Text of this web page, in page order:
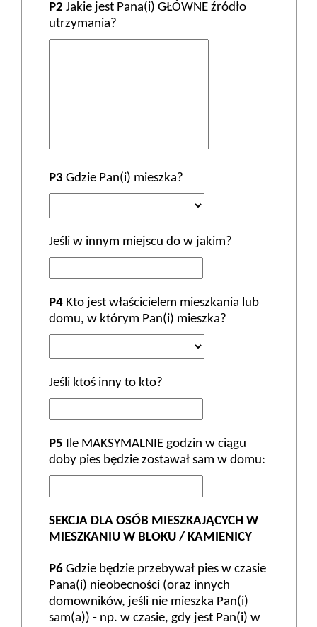
P2 Jakie jest Pana(i) GŁÓWNE źródło
utrzymania?
P3 Gdzie Pan(i) mieszka?
Jeśli w innym miejscu do w jakim?
P4 Kto jest właścicielem mieszkania lub
domu, w którym Pan(i) mieszka?
Jeśli ktoś inny to kto?
P5 Ile MAKSYMALNIE godzin w ciągu
doby pies będzie zostawał sam w domu:
SEKCJA DLA OSÓB MIESZKAJĄCYCH W
MIESZKANIU W BLOKU / KAMIENICY
P6 Gdzie będzie przebywał pies w czasie
Pana(i) nieobecności (oraz innych
domowników, jeśli nie mieszka Pan(i)
sam(a)) - np. w czasie, gdy jest Pan(i) w